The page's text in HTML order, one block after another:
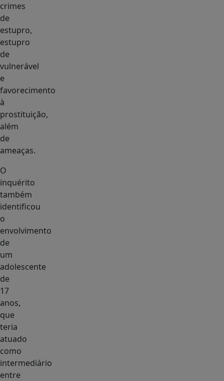
crimes
de
estupro,
estupro
de
vulnerável
e
favorecimento
à
prostituição,
além
de
ameaças.
O
inquérito
também
identificou
o
envolvimento
de
um
adolescente
de
17
anos,
que
teria
atuado
como
intermediário
entre